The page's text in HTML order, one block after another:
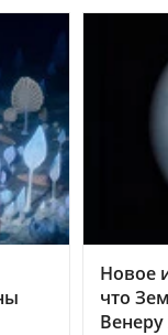
Новое
что